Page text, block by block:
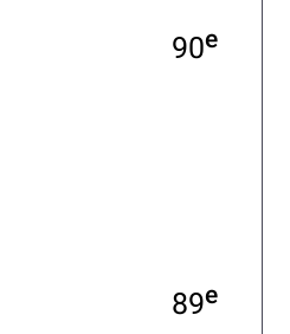
90e
89e